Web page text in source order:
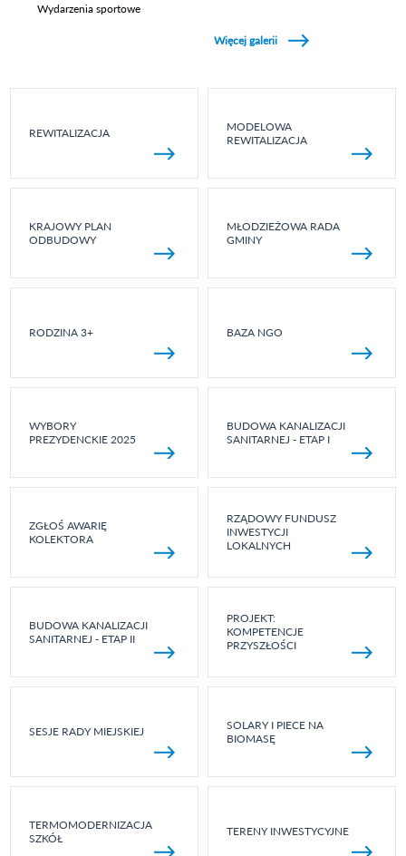
Wydarzenia sportowe
Więcej galerii
REWITALIZACJA
MODELOWA
REWITALIZACJA
KRAJOWY PLAN
ODBUDOWY
MŁODZIEŻOWA RADA
GMINY
RODZINA 3+ BAZA NGO
WYBORY
PREZYDENCKIE 2025
BUDOWA KANALIZACJI
SANITARNEJ - ETAP I
ZGŁOŚ AWARIĘ
KOLEKTORA
RZĄDOWY FUNDUSZ
INWESTYCJI
LOKALNYCH
BUDOWA KANALIZACJI
SANITARNEJ - ETAP II
PROJEKT:
KOMPETENCJE
PRZYSZŁOŚCI
SESJE RADY MIEJSKIEJ
SOLARY I PIECE NA
BIOMASĘ
TERMOMODERNIZACJA
SZKÓŁ
TERENY INWESTYCYJNE